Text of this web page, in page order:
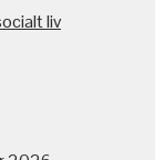
liv